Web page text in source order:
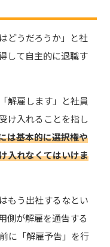
どうだろうか」と社
して自主的に退職す
解雇します」と社員
け入れることを指し
は基本的に選択権や
入れなくてはいけま
もう出社するなとい
側が解雇を通告する
に「解雇予告」を行